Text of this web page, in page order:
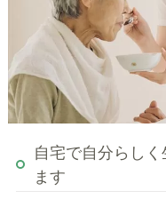
自宅で自分らし
ます